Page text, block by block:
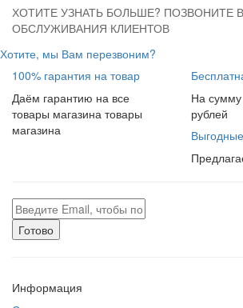
ХОТИТЕ УЗНАТЬ БОЛЬШЕ? ПОЗВОНИТЕ
ОБСЛУЖИВАНИЯ КЛИЕНТОВ
Хотите, мы Вам перезвоним?
100% гарантия на товар
Даём гарантию на все
товары магазина товары
магазина
На сумму
рублей
Готово
Информация